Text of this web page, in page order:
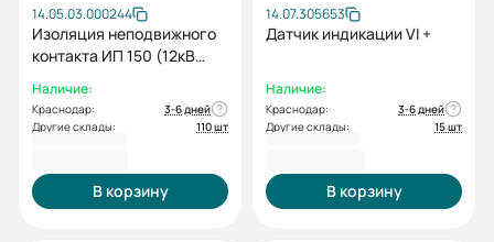
14.05.03.000244
Изоляция неподвижного
контакта ИП 150 (12кВ
Наличие:
Краснодар:
3-6 дней
Другие склады:
110 шт
В корзину
14.07.305653
Датчик индикации VI +
Наличие:
Краснодар:
3-6 дней
Другие склады:
15 шт
В корзину